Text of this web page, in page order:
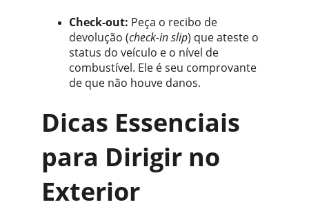
Check-out: Peça o recibo de
devolução (check-in slip) que ateste o
status do veículo e o nível de
combustível. Ele é seu comprovante
de que não houve danos.
Dicas Essenciais
para Dirigir no
Exterior